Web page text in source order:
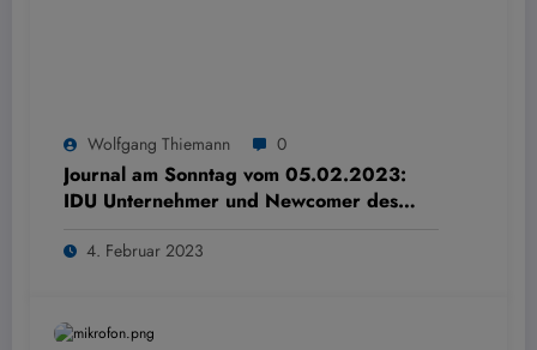
Wolfgang Thiemann 0
Journal am Sonntag vom 05.02.2023:
IDU Unternehmer und Newcomer des
4. Februar 2023